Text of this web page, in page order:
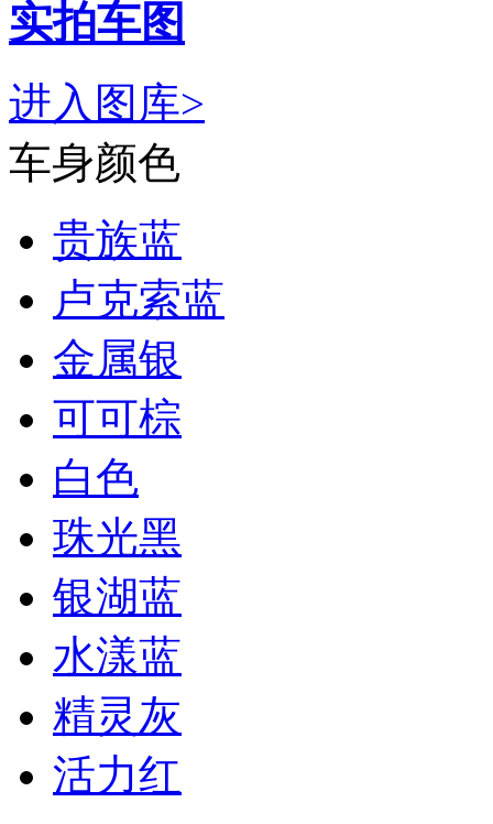
实拍车图
进入图库>
车身颜色
贵族蓝
卢克索蓝
金属银
可可棕
白色
珠光黑
银湖蓝
水漾蓝
精灵灰
活力红